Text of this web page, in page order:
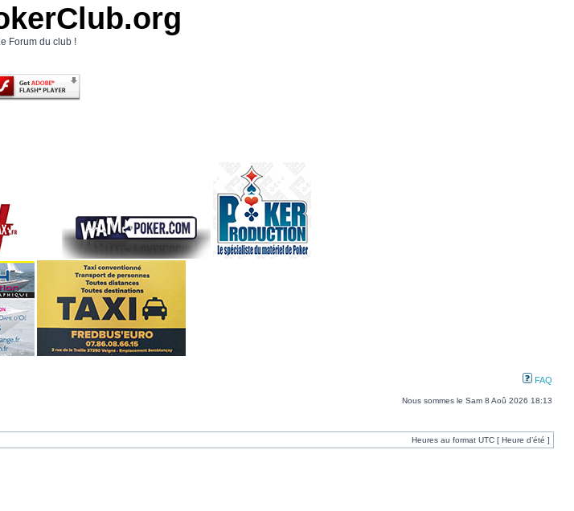
Forum du club !
FAQ
Nous sommes le Sam 8 Aoû 2026 18:13
Heures au format UTC [ Heure d’été ]